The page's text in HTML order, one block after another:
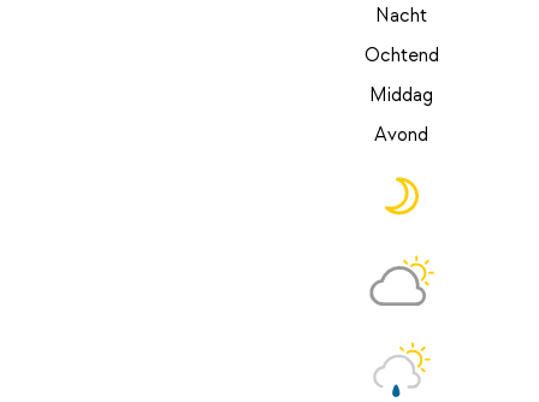
Nacht
Ochtend
Middag
Avond